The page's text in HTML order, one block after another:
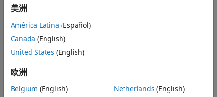
语法
描述
示例
输入参量
输出参量
版本历史记录
另请参阅
v = intmin(like=p)
说明
v= intmin返回 32 位有符号整数类型的最小值。
返回指定整数类型的最小值。当您将小于
intmin(typename) 的值转换为整数类型typename时，该值将变为
美洲
América Latina (Español)
Canada (English)
United States (English)
欧洲
Belgium (English)
Netherlands (English)